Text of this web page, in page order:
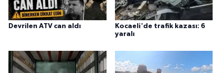
Devrilen ATV can aldı
Kocaeli'de trafik kazası: 6
yaralı